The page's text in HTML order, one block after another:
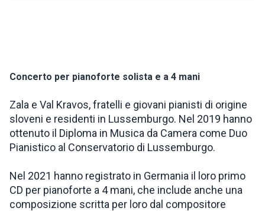
Concerto per pianoforte solista e a 4 mani
Zala e Val Kravos, fratelli e giovani pianisti di origine
sloveni e residenti in Lussemburgo. Nel 2019 hanno
ottenuto il Diploma in Musica da Camera come Duo
Pianistico al Conservatorio di Lussemburgo.
Nel 2021 hanno registrato in Germania il loro primo
CD per pianoforte a 4 mani, che include anche una
composizione scritta per loro dal compositore